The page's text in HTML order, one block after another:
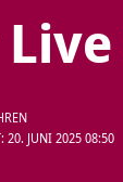
20. JUNI 2025 08:50